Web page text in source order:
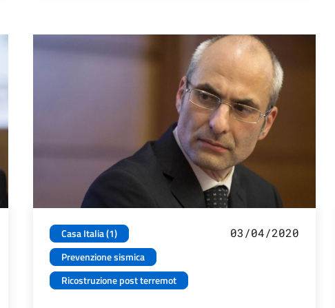
Casa Italia (1)
Prevenzione sismica
Ricostruzione post terremot
03/04/2020